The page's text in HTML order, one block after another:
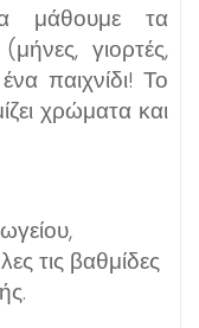
μάθουμε τα
γιορτές,
παιχνίδι! Το
χρώματα και
τις βαθμίδες